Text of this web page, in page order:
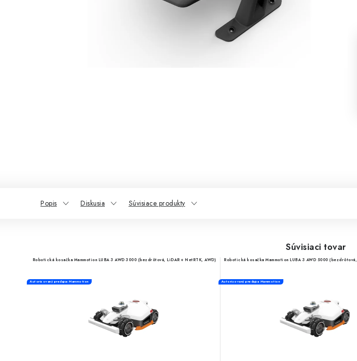
Popis Diskusia Súvisiace produkty
Súvisiaci tovar